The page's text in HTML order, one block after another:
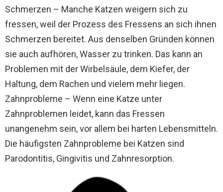
Schmerzen – Manche Katzen weigern sich zu
fressen, weil der Prozess des Fressens an sich ihnen
Schmerzen bereitet. Aus denselben Gründen können
sie auch aufhören, Wasser zu trinken. Das kann an
Problemen mit der Wirbelsäule, dem Kiefer, der
Haltung, dem Rachen und vielem mehr liegen.
Zahnprobleme – Wenn eine Katze unter
Zahnproblemen leidet, kann das Fressen
unangenehm sein, vor allem bei harten Lebensmitteln.
Die häufigsten Zahnprobleme bei Katzen sind
Parodontitis, Gingivitis und Zahnresorption.